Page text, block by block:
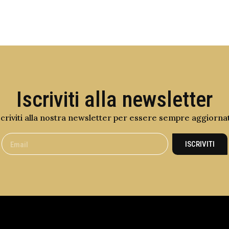
Iscriviti alla newsletter
alla nostra newsletter per essere sempre
ISCRIVITI